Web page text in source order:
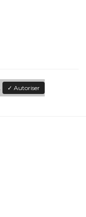
✓ Autoriser